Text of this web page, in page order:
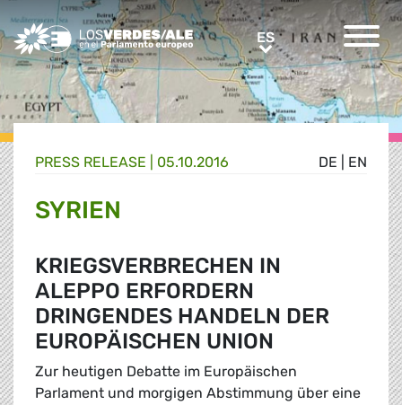
Greens/EFA Home ESES
DE EN
PRESS RELEASE | 05.10.2016
SYRIEN
KRIEGSVERBRECHEN IN
ALEPPO ERFORDERN
DRINGENDES HANDELN DER
EUROPÄISCHEN UNION
Zur heutigen Debatte im Europäischen
Parlament und morgigen Abstimmung über eine